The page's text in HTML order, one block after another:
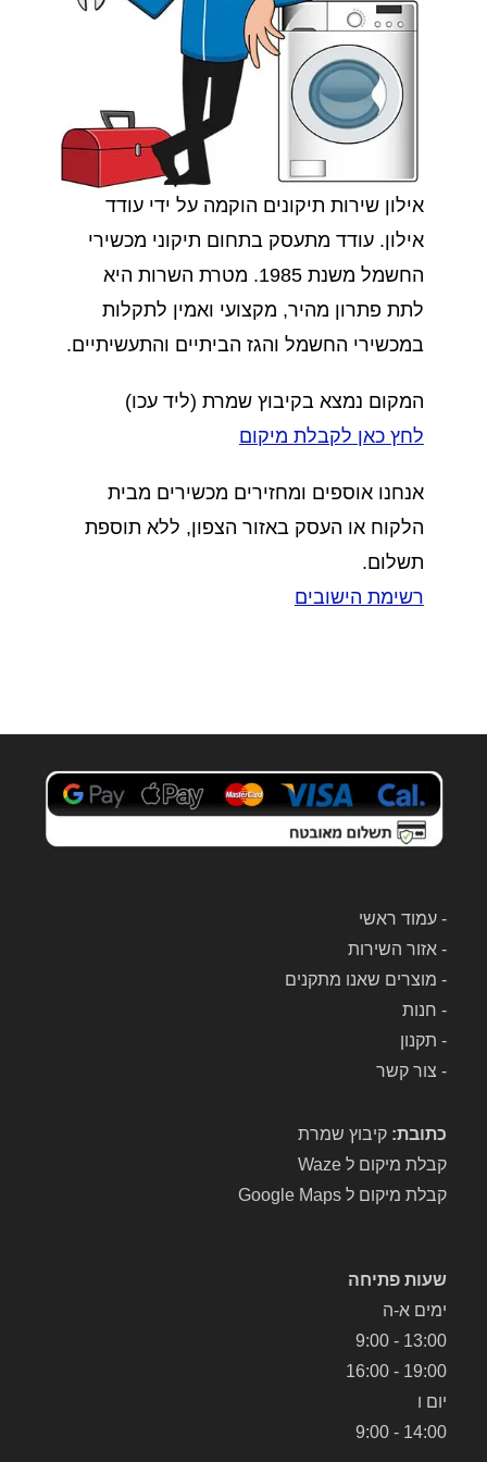
אילון שירות תיקונים הוקמה על ידי עודד
אילון. עודד מתעסק בתחום תיקוני מכשירי
החשמל משנת 1985. מטרת השרות היא
לתת פתרון מהיר, מקצועי ואמין לתקלות
במכשירי החשמל והגז הביתיים והתעשיתיים.
המקום נמצא בקיבוץ שמרת (ליד עכו)
לחץ כאן לקבלת מיקום
אנחנו אוספים ומחזירים מכשירים מבית
הלקוח או העסק באזור הצפון, ללא תוספת
תשלום.
רשימת הישובים
-עמוד ראשי
-אזור השירות
- מוצרים שאנו מתקנים
- חנות
- תקנון
- צור קשר
כתובת: קיבוץ שמרת
קבלת מיקום ל Waze
קבלת מיקום ל Google Maps
שעות פתיחה
ימים א-ה
13:00 - 9:00
19:00 - 16:00
יום ו
14:00 - 9:00